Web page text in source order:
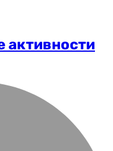
активности